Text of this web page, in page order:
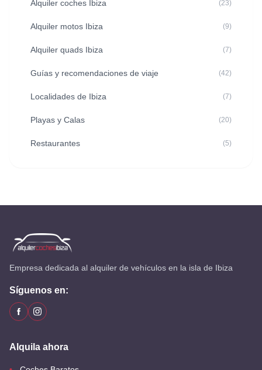
Alquiler coches Ibiza (23)
Alquiler motos Ibiza (9)
Alquiler quads Ibiza (7)
Guías y recomendaciones de viaje (42)
Localidades de Ibiza (7)
Playas y Calas (20)
Restaurantes (5)
Empresa dedicada al alquiler de vehículos en la isla de Ibiza
Síguenos en:
Alquila ahora